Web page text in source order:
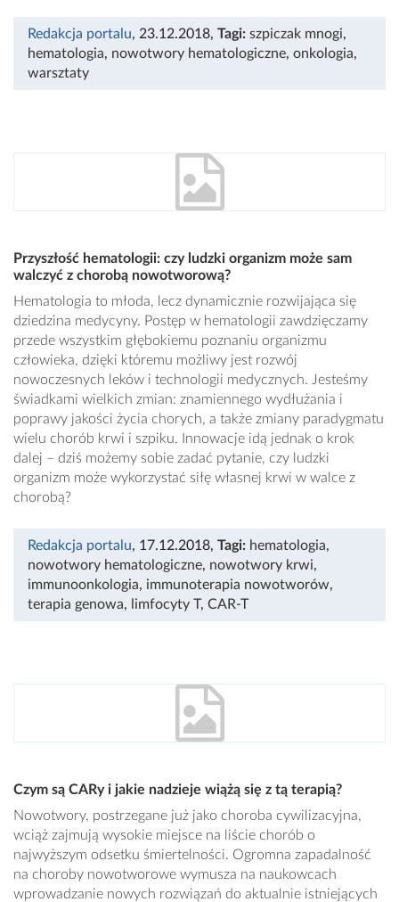
Redakcja portalu, 23.12.2018, Tagi: szpiczak mnogi,
hematologia, nowotwory hematologiczne, onkologia,
warsztaty
Przyszłość hematologii: czy ludzki organizm może sam
walczyć z chorobą nowotworową?
Hematologia to młoda, lecz dynamicznie rozwijająca się
dziedzina medycyny. Postęp w hematologii zawdzięczamy
przede wszystkim głębokiemu poznaniu organizmu
człowieka, dzięki któremu możliwy jest rozwój
nowoczesnych leków i technologii medycznych. Jesteśmy
świadkami wielkich zmian: znamiennego wydłużania i
poprawy jakości życia chorych, a także zmiany paradygmatu
wielu chorób krwi i szpiku. Innowacje idą jednak o krok
dalej – dziś możemy sobie zadać pytanie, czy ludzki
organizm może wykorzystać siłę własnej krwi w walce z
chorobą?
Redakcja portalu, 17.12.2018, Tagi: hematologia,
nowotwory hematologiczne, nowotwory krwi,
immunoonkologia, immunoterapia nowotworów,
terapia genowa, limfocyty T, CAR-T
Czym są CARy i jakie nadzieje wiążą się z tą terapią?
Nowotwory, postrzegane już jako choroba cywilizacyjna,
wciąż zajmują wysokie miejsce na liście chorób o
najwyższym odsetku śmiertelności. Ogromna zapadalność
na choroby nowotworowe wymusza na naukowcach
wprowadzanie nowych rozwiązań do aktualnie istniejących